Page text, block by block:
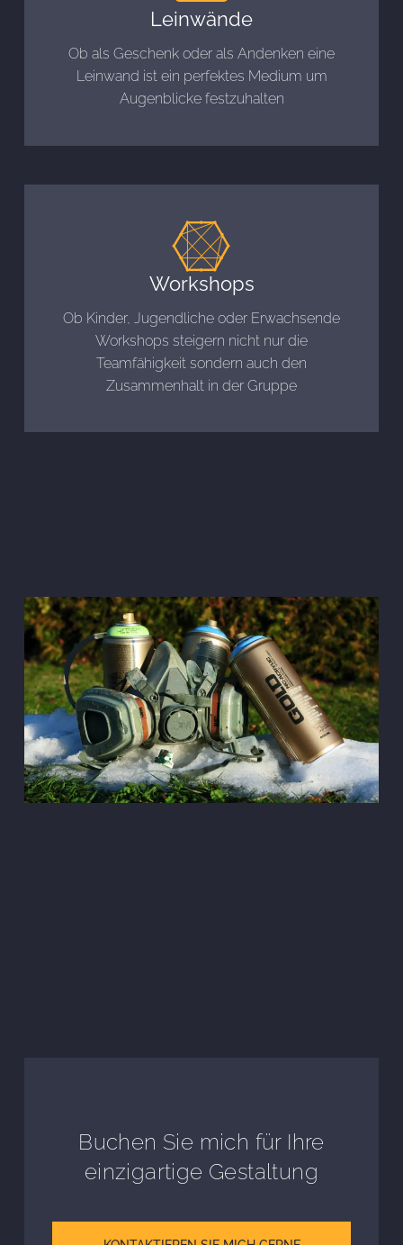
Leinwände
Ob als Geschenk oder als Andenken eine
Leinwand ist ein perfektes Medium um
Augenblicke festzuhalten
Workshops
Ob Kinder, Jugendliche oder Erwachsende
Workshops steigern nicht nur die
Teamfähigkeit sondern auch den
Zusammenhalt in der Gruppe
Buchen Sie mich für Ihre
einzigartige Gestaltung